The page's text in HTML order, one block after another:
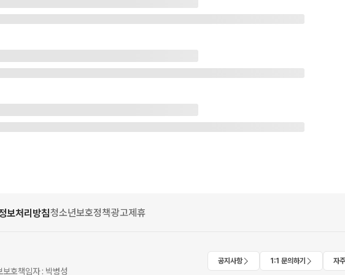
보처리방침청소년보호정책광고제휴
호책임자 : 박병성
공지사항 1:1 문의하기 자